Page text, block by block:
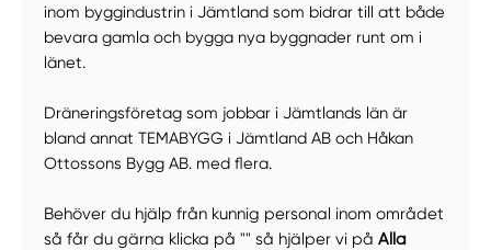
inom byggindustrin i Jämtland som bidrar till att både
bevara gamla och bygga nya byggnader runt om i
länet.
Dräneringsföretag som jobbar i Jämtlands län är
bland annat TEMABYGG i Jämtland AB och Håkan
Ottossons Bygg AB. med flera.
Behöver du hjälp från kunnig personal inom området
så får du gärna klicka på "" så hjälper vi påAlla